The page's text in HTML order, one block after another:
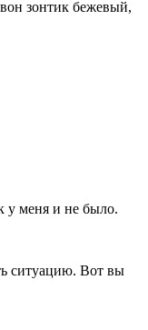
зонтик бежевый,
у меня и не было.
ситуацию. Вот вы